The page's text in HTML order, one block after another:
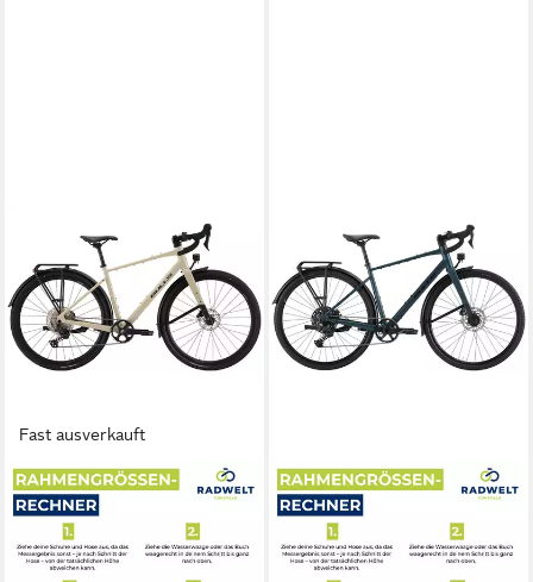
Fast ausverkauft
BULLS
Gravelbike Bulls Daily
Grinder 3 grau 2026
52 cm Rahmenhöhe
Gänge
BULLS
Gravelbike Bulls Daily
Grinder 1 blau 2026
56 cm Rahmenhöhe
Gänge